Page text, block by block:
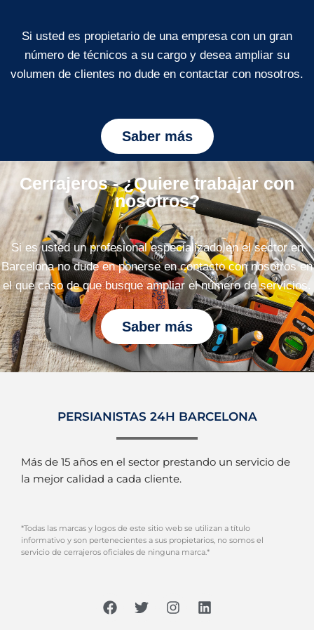
Si usted es propietario de una empresa con un gran
número de técnicos a su cargo y desea ampliar su
volumen de clientes no dude en contactar con nosotros.
Saber más
Cerrajeros - ¿Quiere trabajar con
nosotros?
Si es usted un profesional especializado en el sector en
Barcelona no dude en ponerse en contacto con nosotros en
el que caso de que busque ampliar el número de servicios.
Saber más
PERSIANISTAS 24H BARCELONA
Más de 15 años en el sector prestando un servicio de
la mejor calidad a cada cliente.
*Todas las marcas y logos de este sitio web se utilizan a título
informativo y son pertenecientes a sus propietarios, no somos el
servicio de cerrajeros oficiales de ninguna marca.*